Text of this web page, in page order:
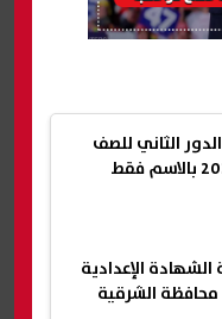
الثاني للصف
الإعدادية